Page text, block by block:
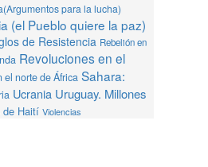
para la lucha)
(el Pueblo quiere la paz)
de Resistencia Rebelión en
Revoluciones en el
el norte de África Sahara:
Ucrania Uruguay. Millones
de Haití Violencias